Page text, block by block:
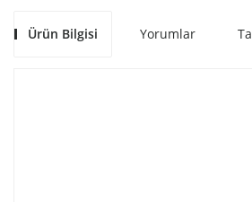
Ürün Bilgisi Yorumlar